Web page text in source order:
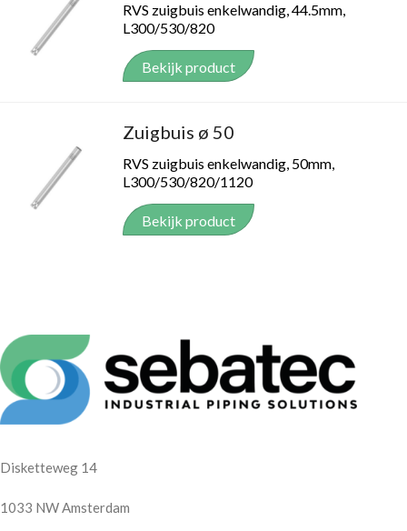
RVS zuigbuis enkelwandig, 44.5mm,
L300/530/820
Bekijk product
Zuigbuis ø 50
RVS zuigbuis enkelwandig, 50mm,
L300/530/820/1120
Bekijk product
Disketteweg 14
1033 NW Amsterdam